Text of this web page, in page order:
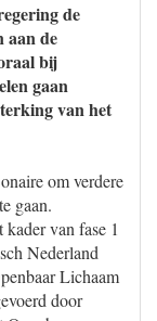
de
aan de
bij
gaan
van het
om verdere
gaan.
van fase 1
Nederland
Lichaam
door